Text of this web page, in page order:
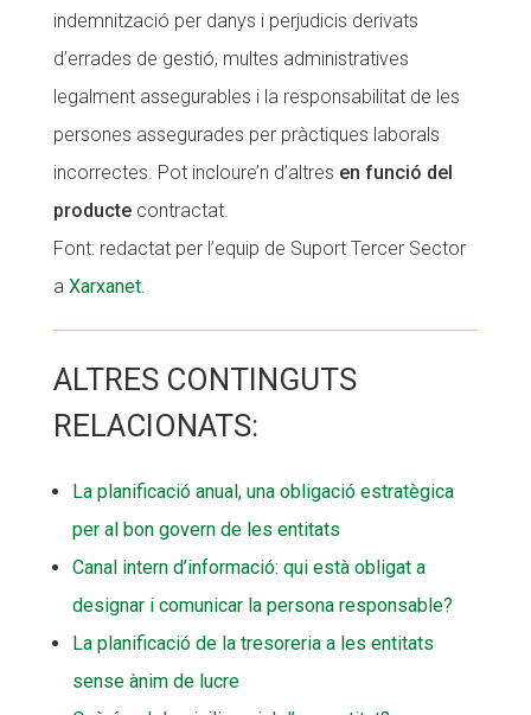
indemnització per danys i perjudicis derivats
d’errades de gestió, multes administratives
legalment assegurables i la responsabilitat de les
persones assegurades per pràctiques laborals
incorrectes. Pot incloure’n d’altres en funció del
productecontractat.
Font: redactat per l’equip de Suport Tercer Sector
a Xarxanet.
ALTRES CONTINGUTS
RELACIONATS:
La planificació anual, una obligació estratègica
per al bon govern de les entitats
Canal intern d’informació: qui està obligat a
designar i comunicar la persona responsable?
La planificació de la tresoreria a les entitats
sense ànim de lucre